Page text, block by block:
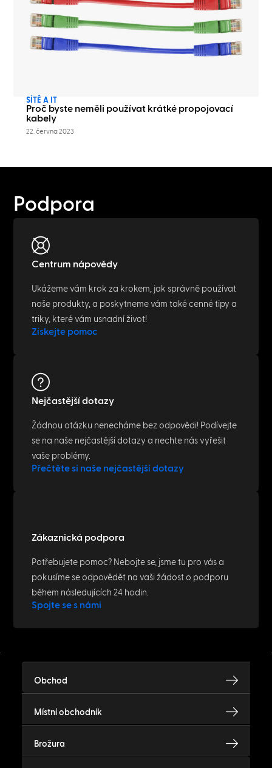
SÍTĚ A IT
Proč byste neměli používat krátké propojovací
kabely
22. června 2023
Podpora
Centrum nápovědy
Ukážeme vám krok za krokem, jak správně používat
naše produkty, a poskytneme vám také cenné tipy a
triky, které vám usnadní život!
Získejte pomoc
Nejčastější dotazy
Žádnou otázku nenecháme bez odpovědi! Podívejte
se na naše nejčastější dotazy a nechte nás vyřešit
vaše problémy.
Přečtěte si naše nejčastější dotazy
Zákaznická podpora
Potřebujete pomoc? Nebojte se, jsme tu pro vás a
pokusíme se odpovědět na vaši žádost o podporu
během následujících 24 hodin.
Spojte se s námi
Obchod
Místní obchodník
Brožura